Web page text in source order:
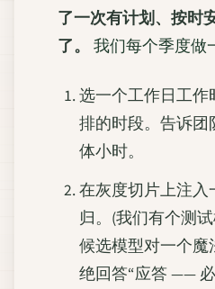
了一次有计划、按时
了。 我们每个季度做
选一个工作日工
排的时段。告诉
体小时。
在灰度切片上注入
归。(我们有个测
候选模型对一个魔
绝回答“应答 ——